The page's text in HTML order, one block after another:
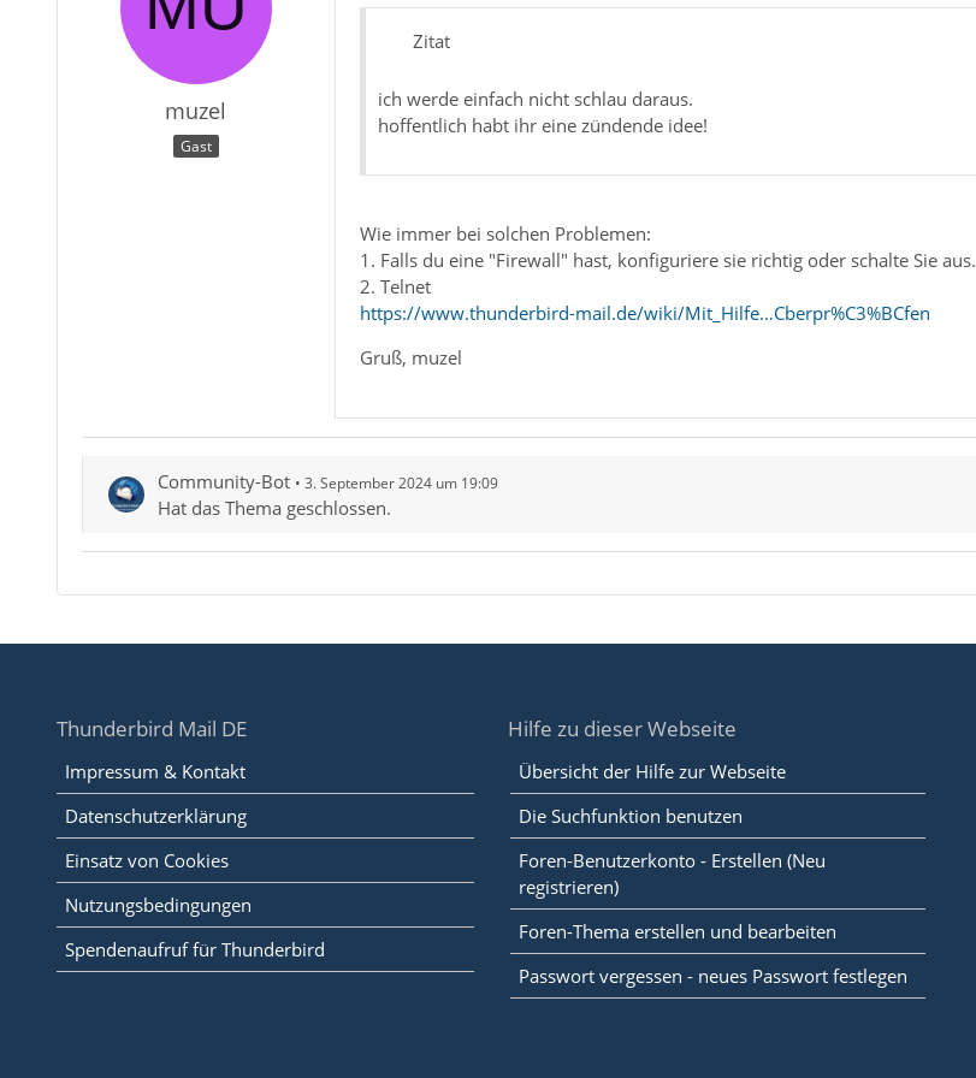
muzel
Gast
Zitat
ich werde einfach nicht schlau daraus.
hoffentlich habt ihr eine zündende idee!
Wie immer bei solchen Problemen:
1. Falls du eine "Firewall" hast, konfiguriere sie richtig oder schalte Sie aus.
2. Telnet
https://www.thunderbird-mail.de/wiki/Mit_Hilfe…Cberpr%C3%BCfen
Gruß, muzel
Community-Bot 3. September 2024 um 19:09
Hat das Thema geschlossen.
Thunderbird Mail DE
Impressum & Kontakt
Datenschutzerklärung
Einsatz von Cookies
Nutzungsbedingungen
Spendenaufruf für Thunderbird
Hilfe zu dieser Webseite
Übersicht der Hilfe zur Webseite
Die Suchfunktion benutzen
Foren-Benutzerkonto - Erstellen (Neu
registrieren)
Foren-Thema erstellen und bearbeiten
Passwort vergessen - neues Passwort festlegen